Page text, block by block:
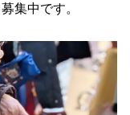
集中です。